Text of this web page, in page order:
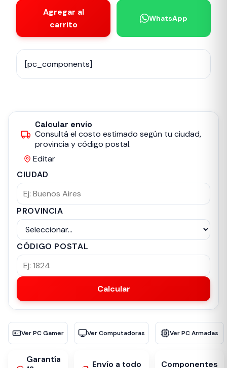
Agregar al
carrito
WhatsApp
[pc_components]
Calcular envío
Consultá el costo estimado según tu ciudad,
provincia y código postal.
Editar
CIUDAD
PROVINCIA
CÓDIGO POSTAL
Calcular
Ver PC Gamer Ver Computadoras Ver PC Armadas
Garantía
Envío a todo Componentes